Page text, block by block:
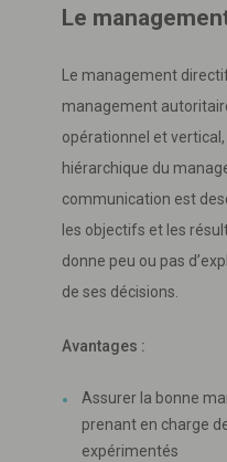
Le
Le management
management
opérationnel et
hiérarchique du
communication est
les objectifs et les
donne peu ou pas
de ses décisions.
Avantages :
Assurer la bonne
prenant en charge
expérimentés